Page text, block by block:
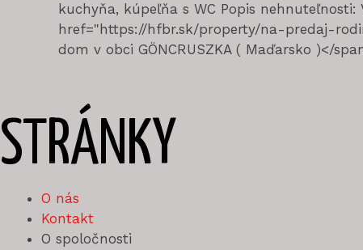
kuchyňa, kúpeľňa s WC Popis
href="https://hfbr.sk/property/na-predaj-
dom v obci GÖNCRUSZKA ( Maďarsko )</
STRÁNKY
O nás
Kontakt
O spoločnosti